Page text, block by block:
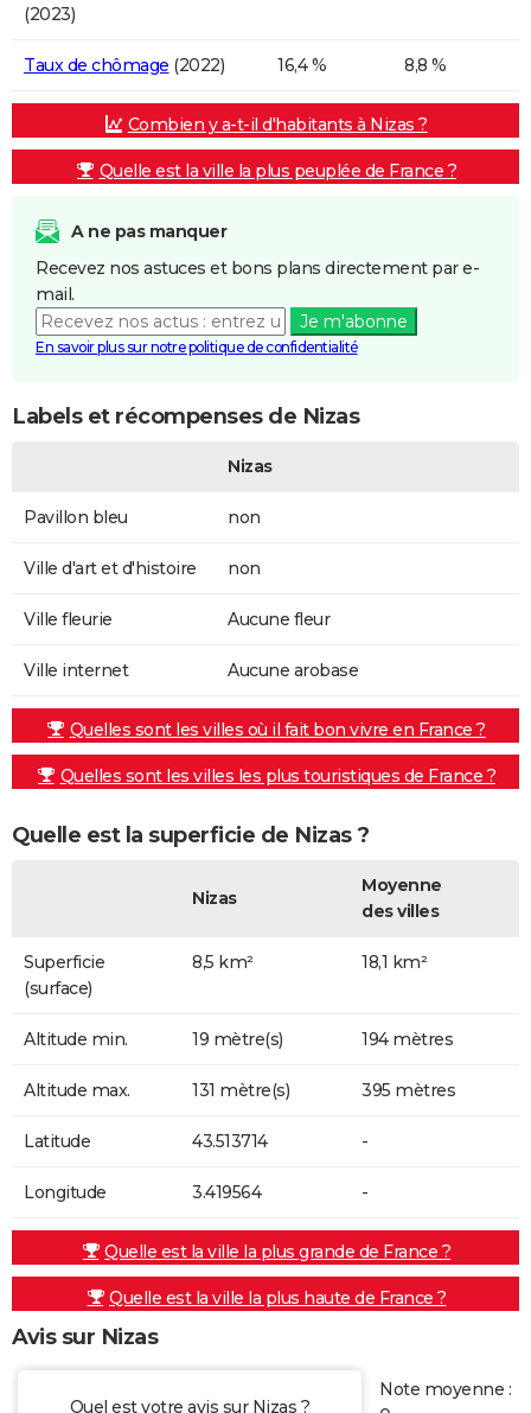
(2023)
Taux de chômage (2022) 16,4 % 8,8 %
Combien y a-t-il d'habitants à Nizas ?
Quelle est la ville la plus peuplée de France ?
A ne pas manquer
Recevez nos astuces et bons plans directement par e-
mail.
Je m'abonne
En savoir plus sur notre politique de confidentialité
Labels et récompenses de Nizas
Nizas
Pavillon bleu non
Ville d'art et d'histoire non
Ville fleurie Aucune fleur
Ville internet Aucune arobase
Quelles sont les villes où il fait bon vivre en France ?
Quelles sont les villes les plus touristiques de France ?
Quelle est la superficie de Nizas ?
Nizas
Moyenne
des villes
Superficie
(surface)
8,5 km² 18,1 km²
Altitude min. 19 mètre(s) 194 mètres
Altitude max. 131 mètre(s) 395 mètres
Latitude 43.513714 -
Longitude 3.419564 -
Quelle est la ville la plus grande de France ?
Quelle est la ville la plus haute de France ?
Avis sur Nizas
Quel est votre avis sur Nizas ?
Note moyenne :